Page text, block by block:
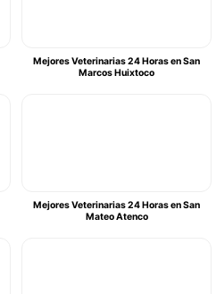
Mejores Veterinarias 24 Horas en San
Marcos Huixtoco
Mejores Veterinarias 24 Horas en San
Mateo Atenco